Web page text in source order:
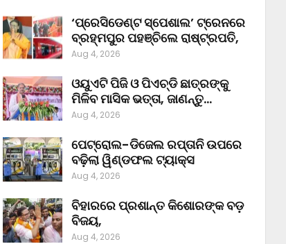
‘ପ୍ରେସିଡେଣ୍ଟ ସ୍ପେଶାଲ’ ଟ୍ରେନରେ
ବ୍ରହ୍ମପୁର ପହଞ୍ଚିଲେ ରାଷ୍ଟ୍ରପତି,
Aug 4, 2026
ଓୟୁଏଟି ପିଜି ଓ ପିଏଚ୍‌ଡି ଛାତ୍ରଙ୍କୁ
ମିଳିବ ମାସିକ ଭତ୍ତା, ଜାଣନ୍ତୁ…
Aug 4, 2026
ପେଟ୍ରୋଲ-ଡିଜେଲ ରପ୍ତାନି ଉପରେ
ବଢ଼ିଲା ୱିଣ୍ଡଫଲ ଟ୍ୟାକ୍ସ
Aug 4, 2026
ବିହାରରେ ପ୍ରଶାନ୍ତ କିଶୋରଙ୍କ ବଡ଼
ବିଜୟ,
Aug 4, 2026